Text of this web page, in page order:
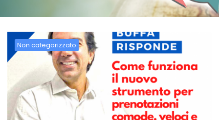
Non categorizzato